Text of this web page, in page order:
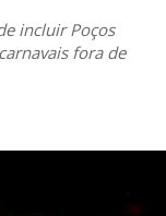
incluir Poços
fora de